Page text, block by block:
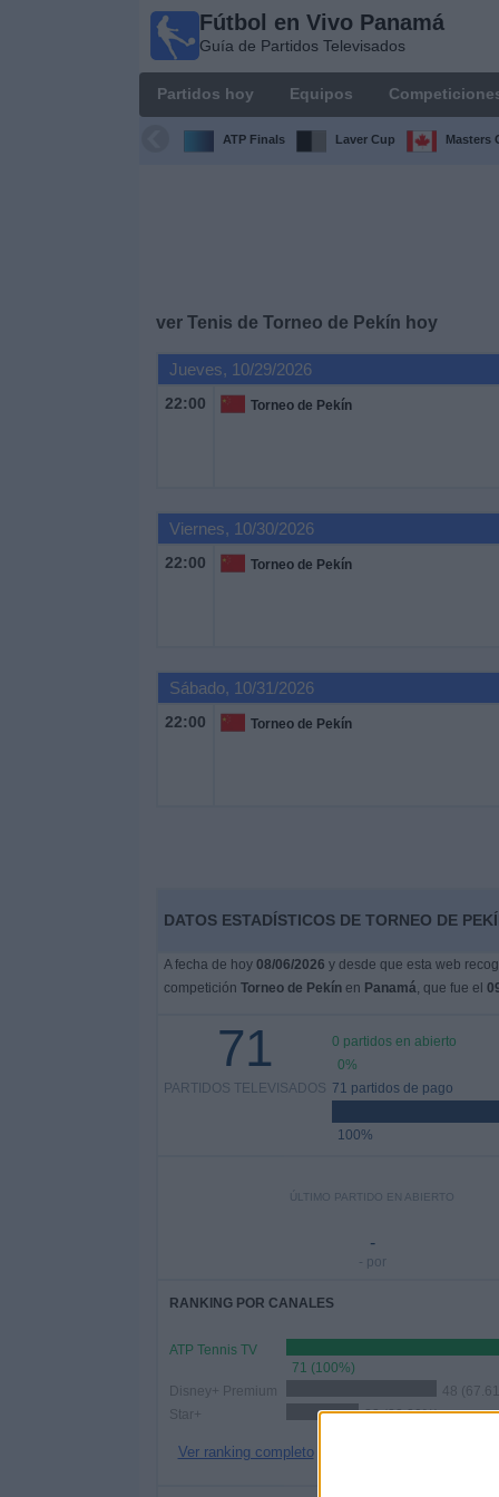
Fútbol en Vivo Panamá
Guía de Partidos Televisados
Partidos hoy Equipos
ATP Finals Laver Cup Masters
ver Tenis de Torneo de Pekín hoy
Jueves, 10/29/2026
22:00 Torneo de Pekín
Viernes, 10/30/2026
22:00 Torneo de Pekín
Sábado, 10/31/2026
22:00 Torneo de Pekín
DATOS ESTADÍSTICOS DE TORNEO DE
A fecha de hoy 08/06/2026 y desde que esta web
competición Torneo de Pekínen Panamá, que fue el
71
PARTIDOS TELEVISADOS
0 partidos en abierto
0%
71 partidos de pago
100%
ÚLTIMO PARTIDO EN ABIERTO
-
- por
RANKING POR CANALES
ATP Tennis TV
71 (100%)
Disney+ Premium
48
Star+
23 (32.39%)
Ver ranking completo
Panamá